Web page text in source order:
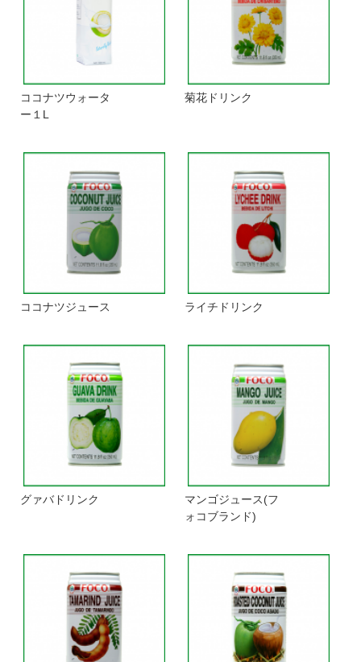
ココナツウォータ
ー１L
菊花ドリンク
ココナツジュース ライチドリンク
グァバドリンク
マンゴジュース(フ
ォコブランド)